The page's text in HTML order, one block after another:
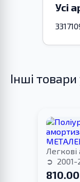
Усі
Інші товари
Легкові
2001-